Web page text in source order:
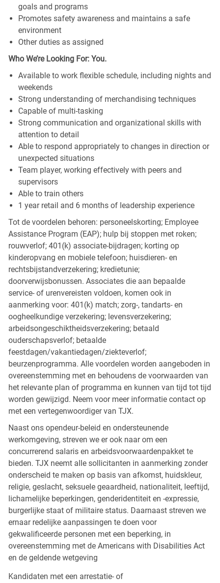
goals and programs
Promotes safety awareness and maintains a safe
environment
Other duties as assigned
Who We’re Looking For: You.
Available to work flexible schedule, including nights and
weekends
Strong understanding of merchandising techniques
Capable of multi-tasking
Strong communication and organizational skills with
attention to detail
Able to respond appropriately to changes in direction or
unexpected situations
Team player, working effectively with peers and
supervisors
Able to train others
1 year retail and 6 months of leadership experience
Tot de voordelen behoren: personeelskorting; Employee
Assistance Program (EAP); hulp bij stoppen met roken;
rouwverlof; 401(k) associate-bijdragen; korting op
kinderopvang en mobiele telefoon; huisdieren- en
rechtsbijstandverzekering; kredietunie;
doorverwijsbonussen. Associates die aan bepaalde
service- of urenvereisten voldoen, komen ook in
aanmerking voor: 401(k) match; zorg-, tandarts- en
oogheelkundige verzekering; levensverzekering;
arbeidsongeschiktheidsverzekering; betaald
ouderschapsverlof; betaalde
feestdagen/vakantiedagen/ziekteverlof;
beurzenprogramma. Alle voordelen worden aangeboden in
overeenstemming met en behoudens de voorwaarden van
het relevante plan of programma en kunnen van tijd tot tijd
worden gewijzigd. Neem voor meer informatie contact op
met een vertegenwoordiger van TJX.
Naast ons opendeur-beleid en ondersteunende
werkomgeving, streven we er ook naar om een
concurrerend salaris en arbeidsvoorwaardenpakket te
bieden. TJX neemt alle sollicitanten in aanmerking zonder
onderscheid te maken op basis van afkomst, huidskleur,
religie, geslacht, seksuele geaardheid, nationaliteit, leeftijd,
lichamelijke beperkingen, genderidentiteit en -expressie,
burgerlijke staat of militaire status. Daarnaast streven we
ernaar redelijke aanpassingen te doen voor
gekwalificeerde personen met een beperking, in
overeenstemming met de Americans with Disabilities Act
en de geldende wetgeving
Kandidaten met een arrestatie- of